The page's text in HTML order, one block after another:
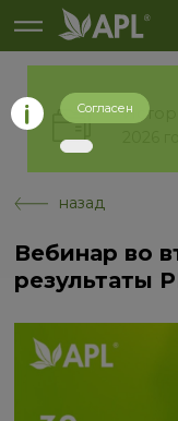
назад
Вебинар во
результаты
Согласен